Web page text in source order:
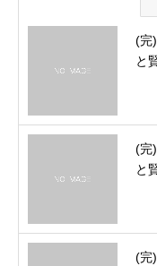
(完
と
(完
と
(完